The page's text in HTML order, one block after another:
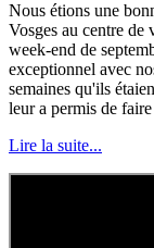
Nous étions une
Vosges au centre de
week-end de
exceptionnel avec
semaines qu'ils
leur a permis de
Lire la suite...